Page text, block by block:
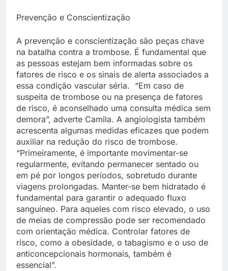
Prevenção e Conscientização
A prevenção e conscientização são peças chave
na batalha contra a trombose. É fundamental que
as pessoas estejam bem informadas sobre os
fatores de risco e os sinais de alerta associados a
essa condição vascular séria. “Em caso de
suspeita de trombose ou na presença de fatores
de risco, é aconselhado uma consulta médica sem
demora”, adverte Camila. A angiologista também
acrescenta algumas medidas eficazes que podem
auxiliar na redução do risco de trombose.
“Primeiramente, é importante movimentar-se
regularmente, evitando permanecer sentado ou
em pé por longos períodos, sobretudo durante
viagens prolongadas. Manter-se bem hidratado é
fundamental para garantir o adequado fluxo
sanguíneo. Para aqueles com risco elevado, o uso
de meias de compressão pode ser recomendado
com orientação médica. Controlar fatores de
risco, como a obesidade, o tabagismo e o uso de
anticoncepcionais hormonais, também é
essencial”.